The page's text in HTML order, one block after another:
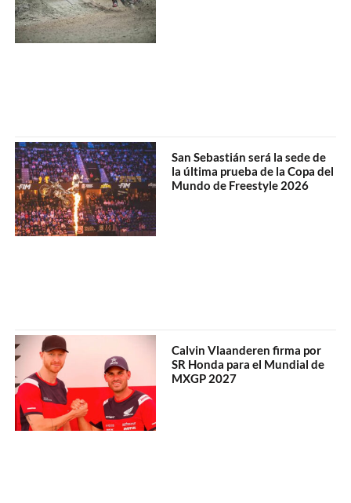
San Sebastián será la sede de
la última prueba de la Copa del
Mundo de Freestyle 2026
Calvin Vlaanderen firma por
SR Honda para el Mundial de
MXGP 2027